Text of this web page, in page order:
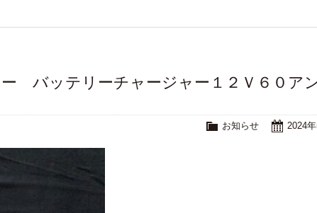
バッテリーチャージャー１２Ｖ６０ア
2024
お知らせ